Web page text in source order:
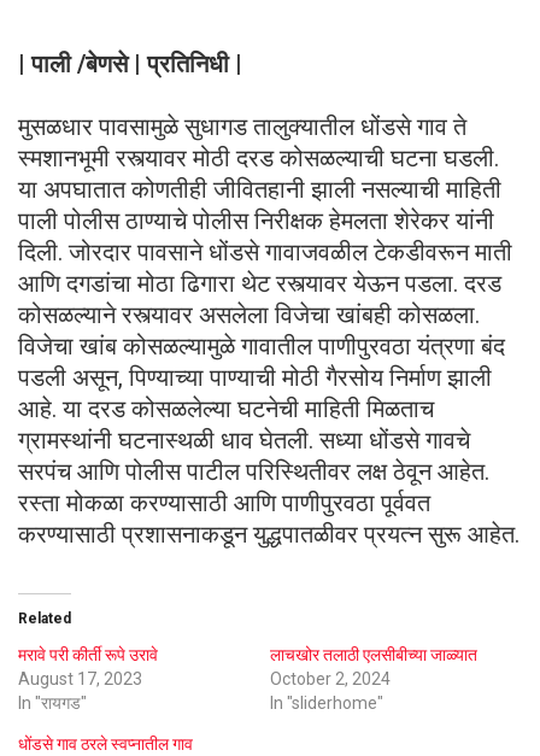
| पाली /बेणसे | प्रतिनिधी |
मुसळधार पावसामुळे सुधागड तालुक्यातील धोंडसे गाव ते
स्मशानभूमी रस्त्यावर मोठी दरड कोसळल्याची घटना घडली.
या अपघातात कोणतीही जीवितहानी झाली नसल्याची माहिती
पाली पोलीस ठाण्याचे पोलीस निरीक्षक हेमलता शेरेकर यांनी
दिली. जोरदार पावसाने धोंडसे गावाजवळील टेकडीवरून माती
आणि दगडांचा मोठा ढिगारा थेट रस्त्यावर येऊन पडला. दरड
कोसळल्याने रस्त्यावर असलेला विजेचा खांबही कोसळला.
विजेचा खांब कोसळल्यामुळे गावातील पाणीपुरवठा यंत्रणा बंद
पडली असून, पिण्याच्या पाण्याची मोठी गैरसोय निर्माण झाली
आहे. या दरड कोसळलेल्या घटनेची माहिती मिळताच
ग्रामस्थांनी घटनास्थळी धाव घेतली. सध्या धोंडसे गावचे
सरपंच आणि पोलीस पाटील परिस्थितीवर लक्ष ठेवून आहेत.
रस्ता मोकळा करण्यासाठी आणि पाणीपुरवठा पूर्ववत
करण्यासाठी प्रशासनाकडून युद्धपातळीवर प्रयत्न सुरू आहेत.
Related
मरावे परी कीर्ती रूपे उरावे
August 17, 2023
In "रायगड"
लाचखोर तलाठी एलसीबीच्या जाळ्यात
October 2, 2024
In "sliderhome"
धोंडसे गाव ठरले स्वप्नातील गाव